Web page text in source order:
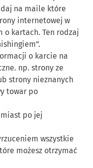
na maile które
internetowej w
o kartach. Ten rodzaj
o karcie na
np. strony ze
strony nieznanych
towar po
po jej
wszystkie
możesz otrzymać